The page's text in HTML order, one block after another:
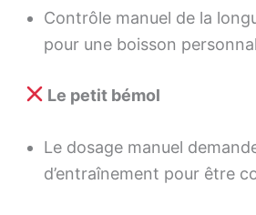
Contrôle manuel de la
pour une boisson
Le petit bémol
Le dosage manuel
d’entraînement pour être